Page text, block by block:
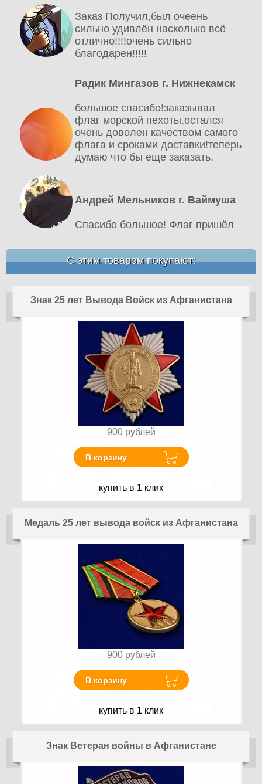
Заказ Получил,был очеень
сильно удивлён насколько всё
отлично!!!!очень сильно
благодарен!!!!!
Радик Мингазов г. Нижнекамск
большое спасибо!заказывал
флаг морской пехоты.остался
очень доволен качеством самого
флага и сроками доставки!теперь
думаю что бы еще заказать.
Андрей Мельников г. Ваймуша
Спасибо большое! Флаг пришёл
С этим товаром покупают:
Знак 25 лет Вывода Войск из Афганистана
900 рублей
В корзину
купить в 1 клик
Медаль 25 лет вывода войск из Афганистана
900 рублей
В корзину
купить в 1 клик
Знак Ветеран войны в Афганистане